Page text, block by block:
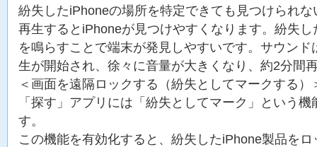
紛失したiPhoneの場所を特定できても見つけられ
再生するとiPhoneが見つけやすくなります。紛失
を鳴らすことで端末が発見しやすいです。サウンド
生が開始され、徐々に音量が大きくなり、約2分間
＜画面を遠隔ロックする（紛失としてマークする）
「探す」アプリには「紛失としてマーク」という
す。
この機能を有効化すると、紛失したiPhone製品を